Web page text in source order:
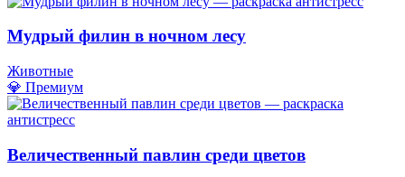
Мудрый филин в ночном лесу
Животные
💎 Премиум
Величественный павлин среди цветов